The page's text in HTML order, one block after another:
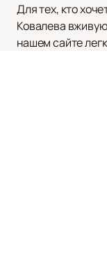
Для тех, кто
Ковалева
нашем сайте